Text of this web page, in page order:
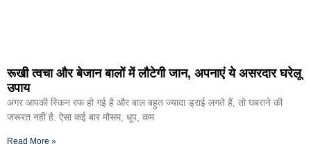
रूखी त्वचा और बेजान बालों में लौटेगी जान, अपनाएं ये असरदार घरेलू
उपाय
अगर आपकी स्किन रफ हो गई है और बाल बहुत ज्यादा ड्राई लगते हैं, तो घबराने की
जरूरत नहीं है. ऐसा कई बार मौसम, धूप, कम
Read More »